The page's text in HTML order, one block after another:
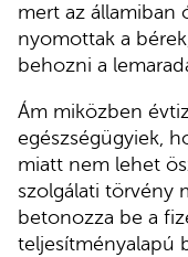
mert az államiban
nyomottak a
behozni a
Ám miközben
egészségügyiek,
miatt nem lehet
szolgálati törvény
betonozza be a
teljesítményalapú